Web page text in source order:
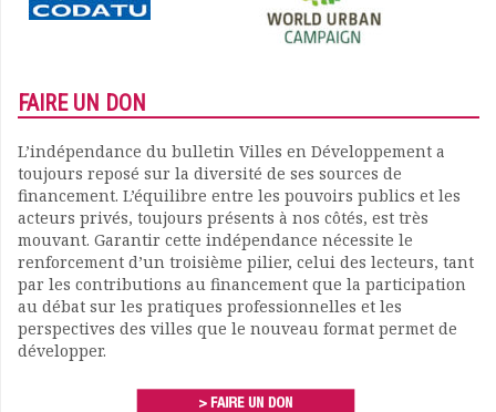
FAIRE UN DON
L’indépendance du bulletin Villes en Développement a
toujours reposé sur la diversité de ses sources de
financement. L’équilibre entre les pouvoirs publics et les
acteurs privés, toujours présents à nos côtés, est très
mouvant. Garantir cette indépendance nécessite le
renforcement d’un troisième pilier, celui des lecteurs, tant
par les contributions au financement que la participation
au débat sur les pratiques professionnelles et les
perspectives des villes que le nouveau format permet de
développer.